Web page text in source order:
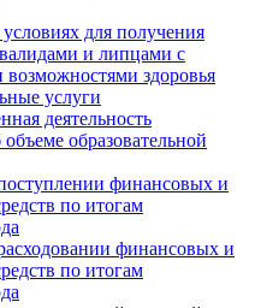
для получения
и липцами с
здоровья
услуги
деятельность
образовательной
финансовых и
по итогам
финансовых и
по итогам